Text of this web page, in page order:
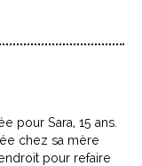
pour Sara, 15 ans.
chez sa mère
pour refaire